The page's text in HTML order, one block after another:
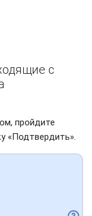
с
пройдите
«Подтвердить».